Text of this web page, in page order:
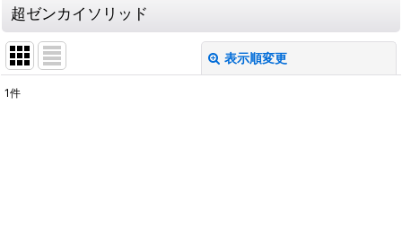
超ゼンカイソリッド
表示順変更
1件